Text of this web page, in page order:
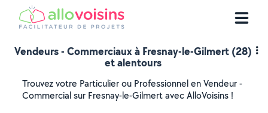
Vendeurs - Commerciaux à Fresnay-le-Gilmert (28)
et alentours
Trouvez votre Particulier ou Professionnel en Vendeur -
Commercial sur Fresnay-le-Gilmert avec AlloVoisins !